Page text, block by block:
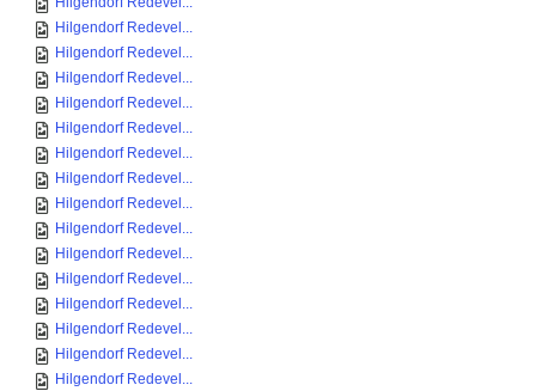
Hilgendorf Redevel...
Hilgendorf Redevel...
Hilgendorf Redevel...
Hilgendorf Redevel...
Hilgendorf Redevel...
Hilgendorf Redevel...
Hilgendorf Redevel...
Hilgendorf Redevel...
Hilgendorf Redevel...
Hilgendorf Redevel...
Hilgendorf Redevel...
Hilgendorf Redevel...
Hilgendorf Redevel...
Hilgendorf Redevel...
Hilgendorf Redevel...